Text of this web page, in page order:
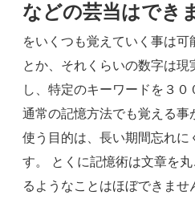
などの芸当はでき
をいくつも覚えていく事は
とか、それくらいの数字は
し、特定のキーワードを３
通常の記憶方法でも覚える事
使う目的は、長い期間忘れに
す。 とくに記憶術は文章を
るようなことはほぼできま